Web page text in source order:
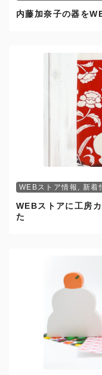
内藤加奈子の器を
WEBストア情報 , 新着
WEBストアに工房
た